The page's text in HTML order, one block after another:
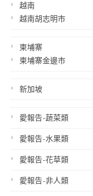
越南
越南胡志明市
柬埔寨
柬埔寨金邊市
新加坡
愛報告-蔬菜類
愛報告-水果類
愛報告-花草類
愛報告-非人類